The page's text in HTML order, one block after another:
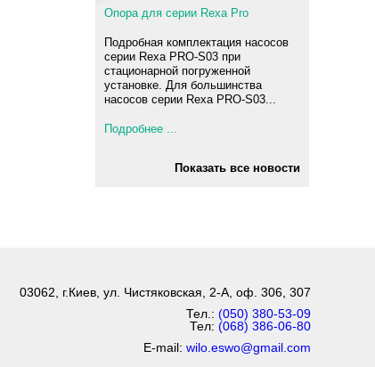
Опора для серии Rexa Pro
Подробная комплектация насосов
серии Rexa PRO-S03 при
стационарной погруженной
установке. Для большинства
насосов серии Rexa PRO-S03...
Подробнее ...
Показать все новости
03062, г.Киев, ул. Чистяковская, 2-А, оф. 306, 307
Тел.: (050) 380-53-09
Тел: (068) 386-06-80
E-mail: wilo.eswo@gmail.com